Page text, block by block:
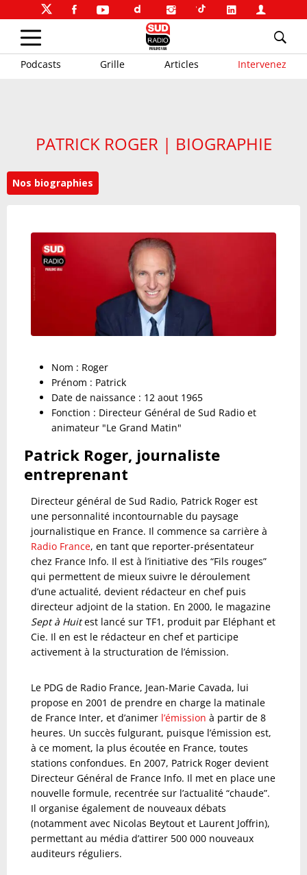
Podcasts Grille Articles Intervenez
PATRICK ROGER | BIOGRAPHIE
Nos biographies
Nom : Roger
Prénom : Patrick
Date de naissance : 12 aout 1965
Fonction : Directeur Général de Sud Radio et
animateur "Le Grand Matin"
Patrick Roger, journaliste
entreprenant
Directeur général de Sud Radio, Patrick Roger est
une personnalité incontournable du paysage
journalistique en France. Il commence sa carrière à
Radio France, en tant que reporter-présentateur
chez France Info. Il est à l’initiative des “Fils rouges”
qui permettent de mieux suivre le déroulement
d’une actualité, devient rédacteur en chef puis
directeur adjoint de la station. En 2000, le magazine
Sept à Huitest lancé sur TF1, produit par Eléphant et
Cie. Il en est le rédacteur en chef et participe
activement à la structuration de l’émission.
Le PDG de Radio France, Jean-Marie Cavada, lui
propose en 2001 de prendre en charge la matinale
de France Inter, et d’animer l’émission à partir de 8
heures. Un succès fulgurant, puisque l’émission est,
à ce moment, la plus écoutée en France, toutes
stations confondues. En 2007, Patrick Roger devient
Directeur Général de France Info. Il met en place une
nouvelle formule, recentrée sur l’actualité “chaude”.
Il organise également de nouveaux débats
(notamment avec Nicolas Beytout et Laurent Joffrin),
permettant au média d’attirer 500 000 nouveaux
auditeurs réguliers.